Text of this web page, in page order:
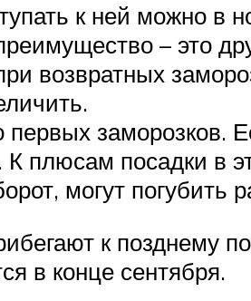
к ней можно в
– это
возвратных
заморозков.
плюсам посадки в
могут погубить
к позднему
в конце сентября.